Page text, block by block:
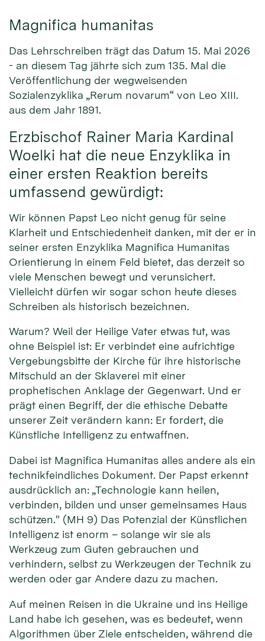
Magnifica humanitas
Das Lehrschreiben trägt das Datum 15. Mai 2026
- an diesem Tag jährte sich zum 135. Mal die
Veröffentlichung der wegweisenden
Sozialenzyklika „Rerum novarum“ von Leo XIII.
aus dem Jahr 1891.
Erzbischof Rainer Maria Kardinal
Woelki hat die neue Enzyklika in
einer ersten Reaktion bereits
umfassend gewürdigt:
Wir können Papst Leo nicht genug für seine
Klarheit und Entschiedenheit danken, mit der er in
seiner ersten Enzyklika Magnifica Humanitas
Orientierung in einem Feld bietet, das derzeit so
viele Menschen bewegt und verunsichert.
Vielleicht dürfen wir sogar schon heute dieses
Schreiben als historisch bezeichnen.
Warum? Weil der Heilige Vater etwas tut, was
ohne Beispiel ist: Er verbindet eine aufrichtige
Vergebungsbitte der Kirche für ihre historische
Mitschuld an der Sklaverei mit einer
prophetischen Anklage der Gegenwart. Und er
prägt einen Begriff, der die ethische Debatte
unserer Zeit verändern kann: Er fordert, die
Künstliche Intelligenz zu entwaffnen.
Dabei ist Magnifica Humanitas alles andere als ein
technikfeindliches Dokument. Der Papst erkennt
ausdrücklich an: „Technologie kann heilen,
verbinden, bilden und unser gemeinsames Haus
schützen." (MH 9) Das Potenzial der Künstlichen
Intelligenz ist enorm – solange wir sie als
Werkzeug zum Guten gebrauchen und
verhindern, selbst zu Werkzeugen der Technik zu
werden oder gar Andere dazu zu machen.
Auf meinen Reisen in die Ukraine und ins Heilige
Land habe ich gesehen, was es bedeutet, wenn
Algorithmen über Ziele entscheiden, während die